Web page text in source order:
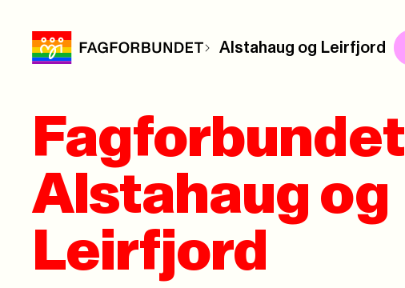
Alstahaug og Leirfjord
Fagforbundet
Alstahaug og
Leirfjord